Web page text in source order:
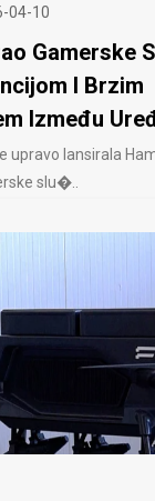
04-10
Gamerske
I Brzim
Između
upravo lansirala
slu�..